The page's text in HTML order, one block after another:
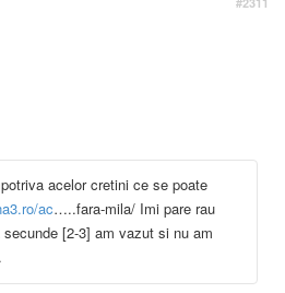
acelor cretini ce se poate
ac…..fara-mila/ Imi pare rau
[2-3] am vazut si nu am